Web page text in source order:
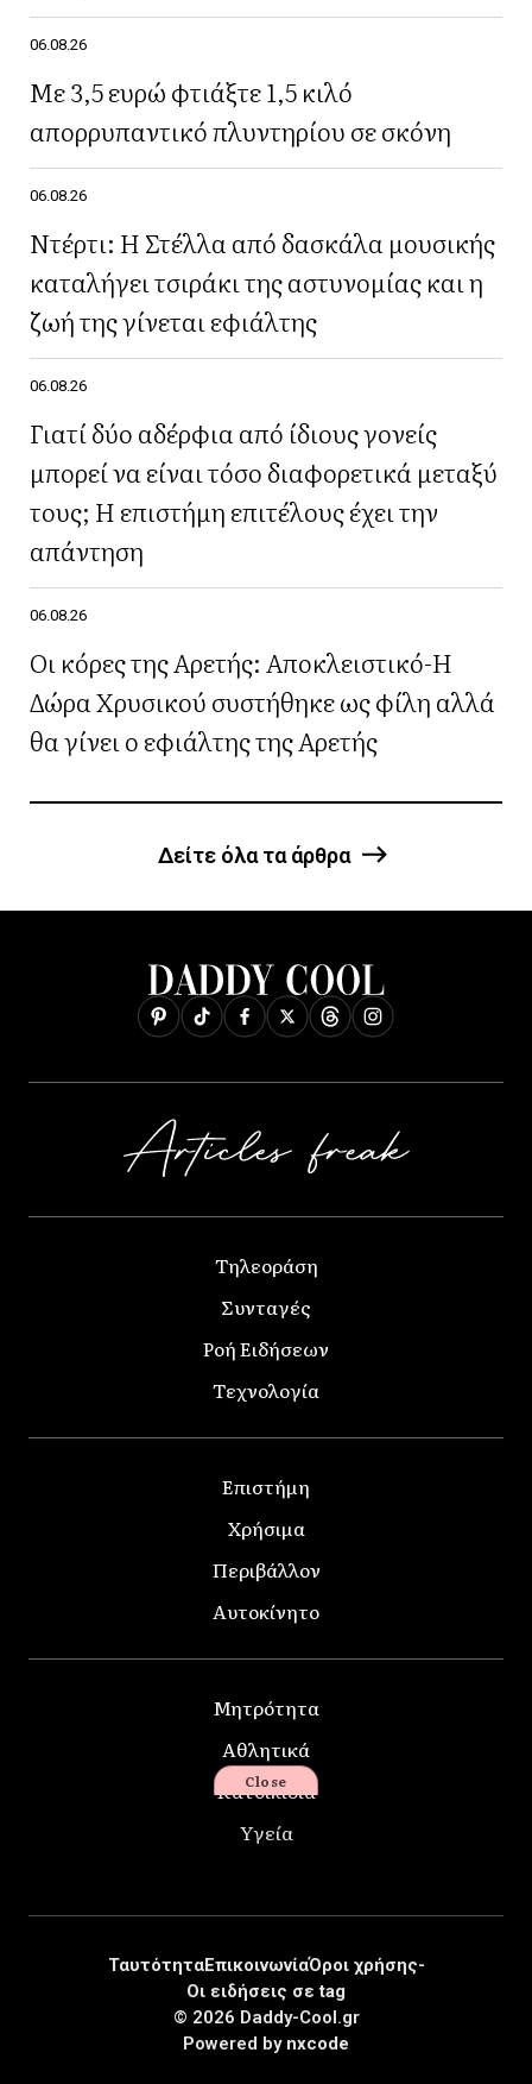
06.08.26
Με 3,5 ευρώ φτιάξτε 1,5 κιλό
απορρυπαντικό πλυντηρίου σε σκόνη
06.08.26
Ντέρτι: Η Στέλλα από δασκάλα μουσικής
καταλήγει τσιράκι της αστυνομίας και η
ζωή της γίνεται εφιάλτης
06.08.26
Γιατί δύο αδέρφια από ίδιους γονείς
μπορεί να είναι τόσο διαφορετικά μεταξύ
τους; Η επιστήμη επιτέλους έχει την
απάντηση
06.08.26
Οι κόρες της Αρετής: Αποκλειστικό-Η
Δώρα Χρυσικού συστήθηκε ως φίλη αλλά
θα γίνει ο εφιάλτης της Αρετής
Δείτε όλα τα άρθρα
Τηλεοράση
Συνταγές
Ροή Ειδήσεων
Τεχνολογία
Επιστήμη
Χρήσιμα
Περιβάλλον
Αυτοκίνητο
Μητρότητα
Αθλητικά
Κατοικίδια
Υγεία
© 2026 Daddy-Cool.gr
ΤαυτότηταΕπικοινωνίαΌροι χρήσης-
Οι ειδήσεις σε tag
Powered by nxcode
Close